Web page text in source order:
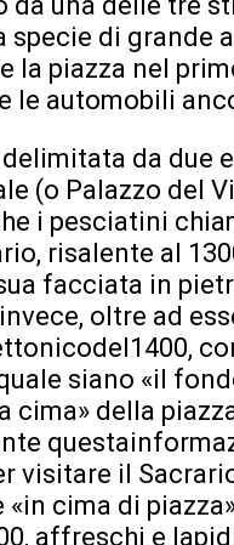
specie di grande
la piazza nel
le automobili
delimitata da due
(o Palazzo del
i pesciatini
risalente al
facciata in
oltre ad
siano «il
cima» della
visitare il
cima di
affreschi e